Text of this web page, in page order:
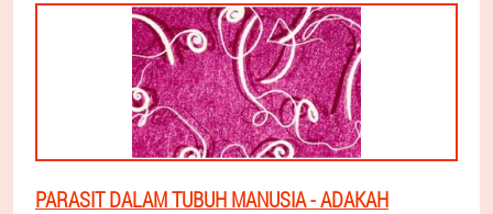
PARASIT DALAM TUBUH MANUSIA - ADAKAH